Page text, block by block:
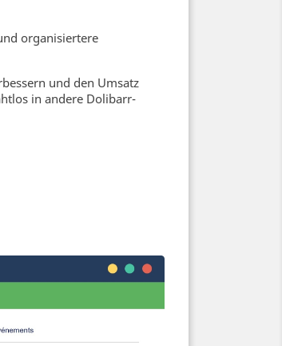
organisiertere
und den Umsatz
in andere Dolibarr-